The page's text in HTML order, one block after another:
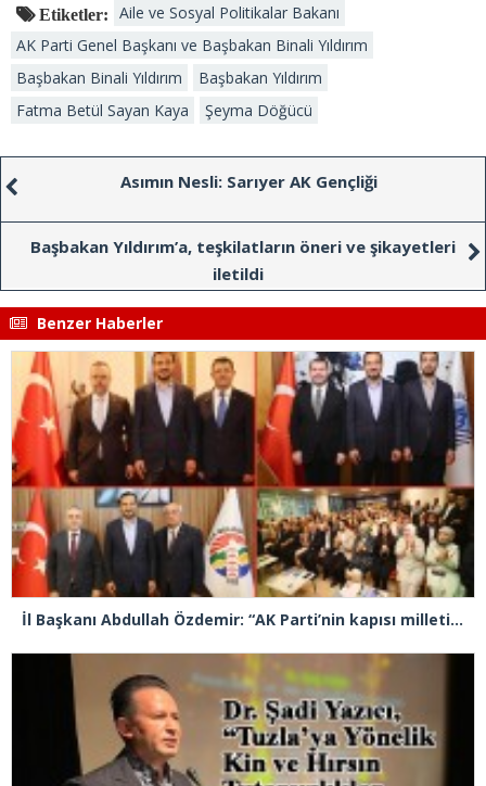
Etiketler:
Aile ve Sosyal Politikalar Bakanı
AK Parti Genel Başkanı ve Başbakan Binali Yıldırım
Başbakan Binali Yıldırım
Başbakan Yıldırım
Fatma Betül Sayan Kaya
Şeyma Döğücü
Asımın Nesli: Sarıyer AK Gençliği
Başbakan Yıldırım’a, teşkilatların öneri ve şikayetleri
iletildi
Benzer Haberler
İl Başkanı Abdullah Özdemir: “AK Parti’nin kapısı milletine hizmet etmek isteyen herkese açıktır”